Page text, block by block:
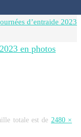
d’entraide 2023
en photos
totale est de 2480 ×